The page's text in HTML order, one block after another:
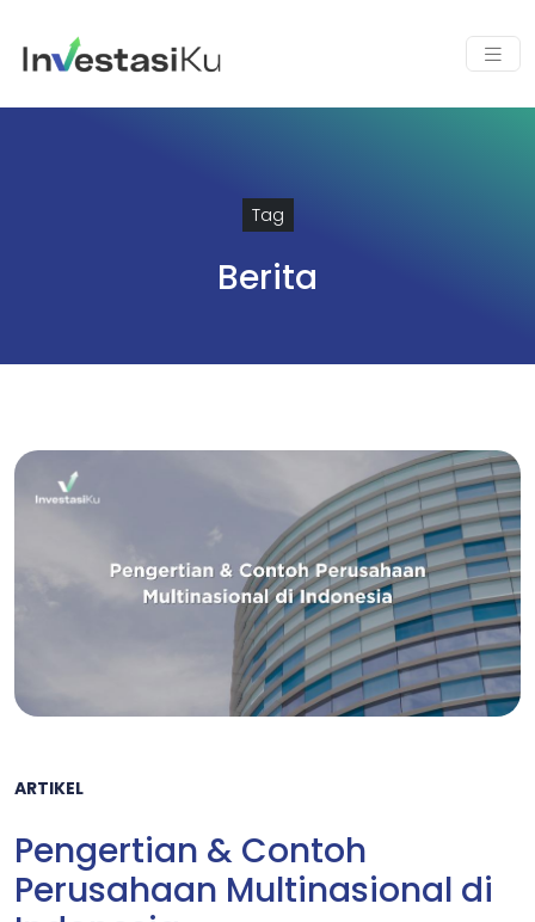
Tag
Berita
ARTIKEL
Pengertian & Contoh
Perusahaan Multinasional di